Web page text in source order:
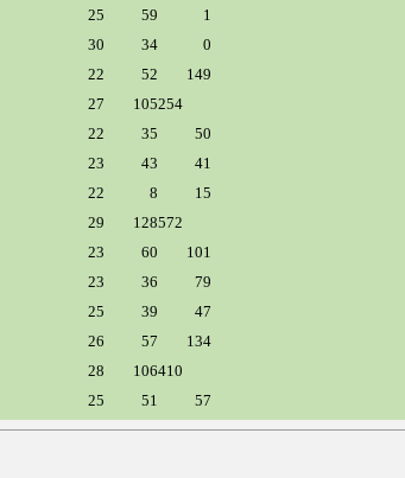
25 59
1
30 34
0
22 52
149
27 105254
22 35
50
23 43
41
22 8
15
29 128572
23 60
101
23 36
79
25 39
47
26 57
134
28 106410
25 51 57